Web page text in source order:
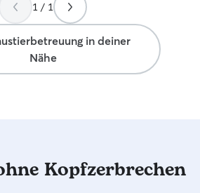
1 / 1
in deiner
Nähe
Kopfzerbrechen